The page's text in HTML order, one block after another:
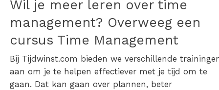
Wil je meer leren over time
management? Overweeg een
cursus Time Management
Bij Tijdwinst.com bieden we verschillende
aan om je te helpen effectiever met je tijd om te
gaan. Dat kan gaan over plannen, beter